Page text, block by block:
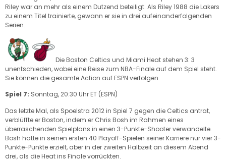
Riley war an mehr als einem Dutzend beteiligt. Als Riley 1988 die Lakers
zu einem Titel trainierte, gewann er sie in drei aufeinanderfolgenden
Serien.
Die Boston Celtics und Miami Heat stehen 3: 3
unentschieden, wobei eine Reise zum NBA-Finale auf dem Spiel steht.
Sie können die gesamte Action auf ESPN verfolgen.
Spiel 7: Sonntag, 20:30 Uhr ET (ESPN)
Das letzte Mal, als Spoelstra 2012 in Spiel 7 gegen die Celtics antrat,
verblüffte er Boston, indem er Chris Bosh im Rahmen eines
überraschenden Spielplans in einen 3-Punkte-Shooter verwandelte.
Bosh hatte in seinen ersten 40 Playoff-Spielen seiner Karriere nur vier 3-
Punkte-Punkte erzielt, aber in der zweiten Halbzeit an diesem Abend
drei, als die Heat ins Finale vorrückten.